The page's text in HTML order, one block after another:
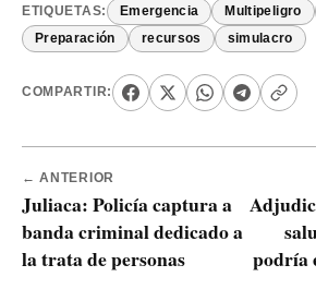
ETIQUETAS: Emergencia Multipeligro
Preparación recursos simulacro
COMPARTIR:
← ANTERIOR
Juliaca: Policía captura a
banda criminal dedicado a
la trata de personas
podría